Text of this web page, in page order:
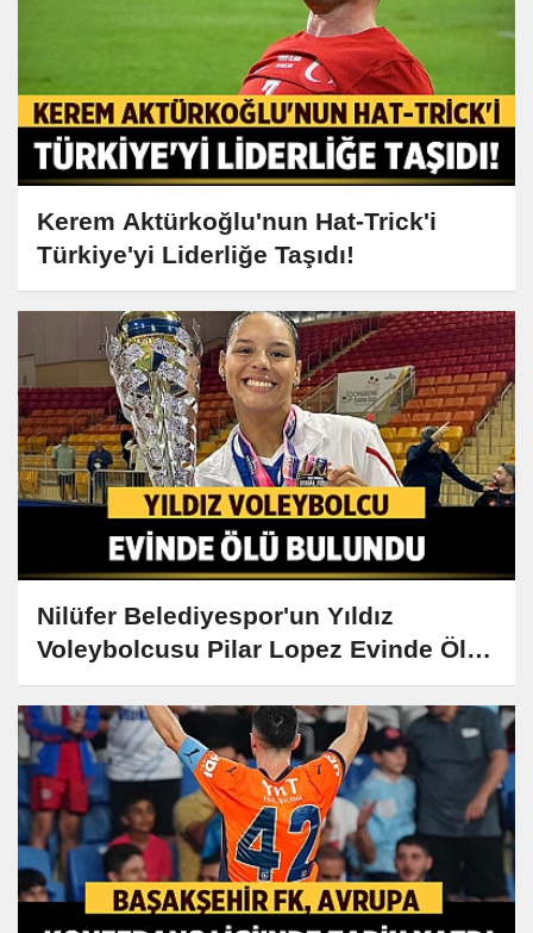
Kerem Aktürkoğlu'nun Hat-Trick'i
Türkiye'yi Liderliğe Taşıdı!
Nilüfer Belediyespor'un Yıldız
Voleybolcusu Pilar Lopez Evinde Ölü
Bulundu